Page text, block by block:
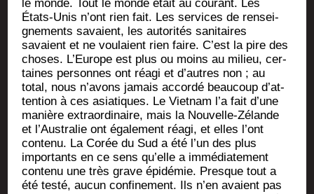
le monde. Tout le monde était au cou­rant. Les
États-Unis n’ont rien fait. Les ser­vices de ren­sei­
gne­ments savaient, les auto­ri­tés sani­taires
savaient et ne vou­laient rien faire. C’est la pire des
choses. L’Eu­rope est plus ou moins au milieu, cer­
taines per­sonnes ont réagi et d’autres non ; au
total, nous n’a­vons jamais accor­dé beau­coup d’at­
ten­tion à ces asia­tiques. Le Viet­nam l’a fait d’une
manière extra­or­di­naire, mais la Nou­velle-Zélande
et l’Aus­tra­lie ont éga­le­ment réagi, et elles l’ont
conte­nu. La Corée du Sud a été l’un des plus
impor­tants en ce sens qu’elle a immé­dia­te­ment
conte­nu une très grave épi­dé­mie. Presque tout a
été tes­té, aucun confi­ne­ment. Ils n’en avaient pas